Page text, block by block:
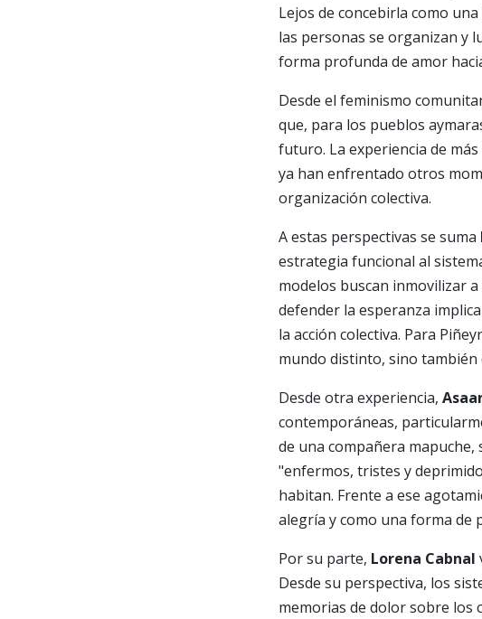
Lejos de concebirla como
las personas se organizan y
forma profunda de amor
Desde el feminismo
que, para los pueblos
futuro. La experiencia de
ya han enfrentado otros
organización colectiva.
A estas perspectivas se suma
estrategia funcional al
modelos buscan inmovilizar
defender la esperanza
la acción colectiva. Para
mundo distinto, sino
Desde otra experiencia,
contemporáneas,
de una compañera
"enfermos, tristes y
habitan. Frente a ese
alegría y como una forma de
Por su parte, Lorena Cabnal
Desde su perspectiva, los
memorias de dolor sobre los